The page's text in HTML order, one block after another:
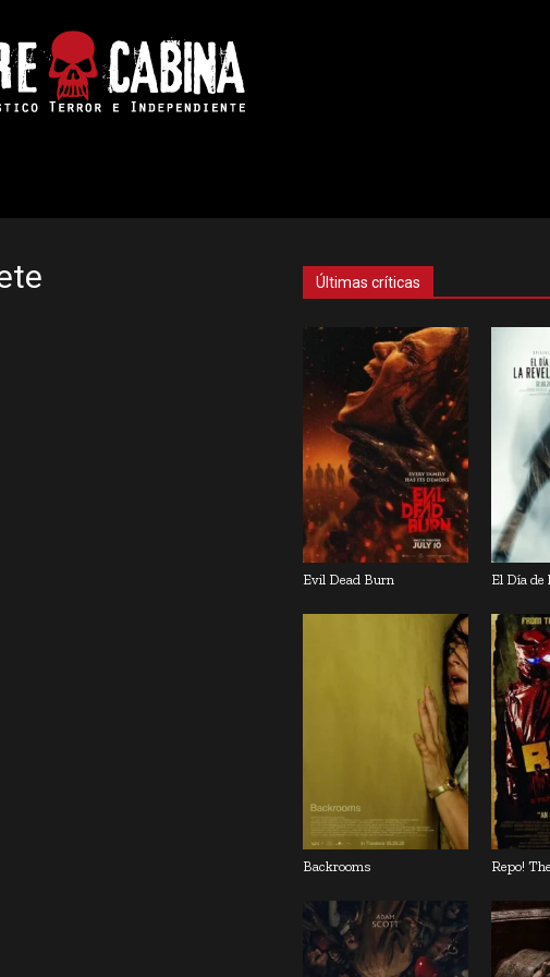
Últimas críticas
Evil Dead Burn El Día de
Backrooms Repo!